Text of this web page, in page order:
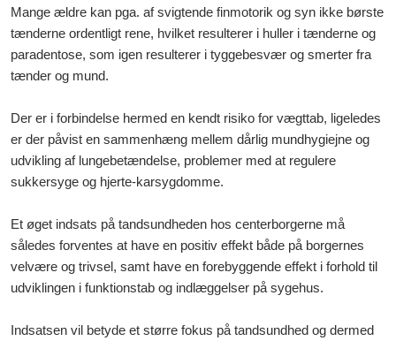
Mange ældre kan pga. af svigtende finmotorik og syn ikke børste
tænderne ordentligt rene, hvilket resulterer i huller i tænderne og
paradentose, som igen resulterer i tyggebesvær og smerter fra
tænder og mund.
Der er i forbindelse hermed en kendt risiko for vægttab, ligeledes
er der påvist en sammenhæng mellem dårlig mundhygiejne og
udvikling af lungebetændelse, problemer med at regulere
sukkersyge og hjerte-karsygdomme.
Et øget indsats på tandsundheden hos centerborgerne må
således forventes at have en positiv effekt både på borgernes
velvære og trivsel, samt have en forebyggende effekt i forhold til
udviklingen i funktionstab og indlæggelser på sygehus.
Indsatsen vil betyde et større fokus på tandsundhed og dermed